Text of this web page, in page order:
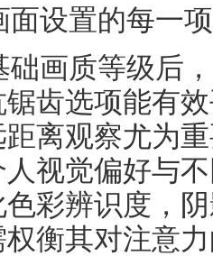
面设置的每一
础画质等级后
齿选项能有
离观察尤为
视觉偏好与
彩辨识度，
衡其对注意